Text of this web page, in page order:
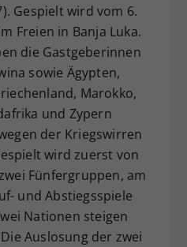
Gespielt wird vom 6.
Freien in Banja Luka.
die Gastgeberinnen
sowie Ägypten,
Marokko,
und Zypern
der Kriegswirren
wird zuerst von
Fünfergruppen, am
und Abstiegsspiele
Nationen steigen
Auslosung der zwei